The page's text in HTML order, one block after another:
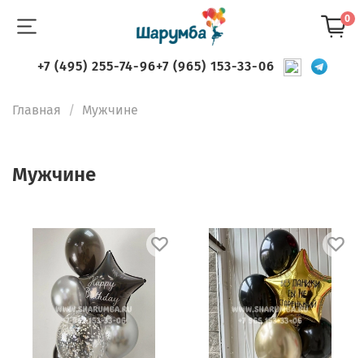
0
+7 (495) 255-74-96+7 (965) 153-33-06
Главная Мужчине
Мужчине